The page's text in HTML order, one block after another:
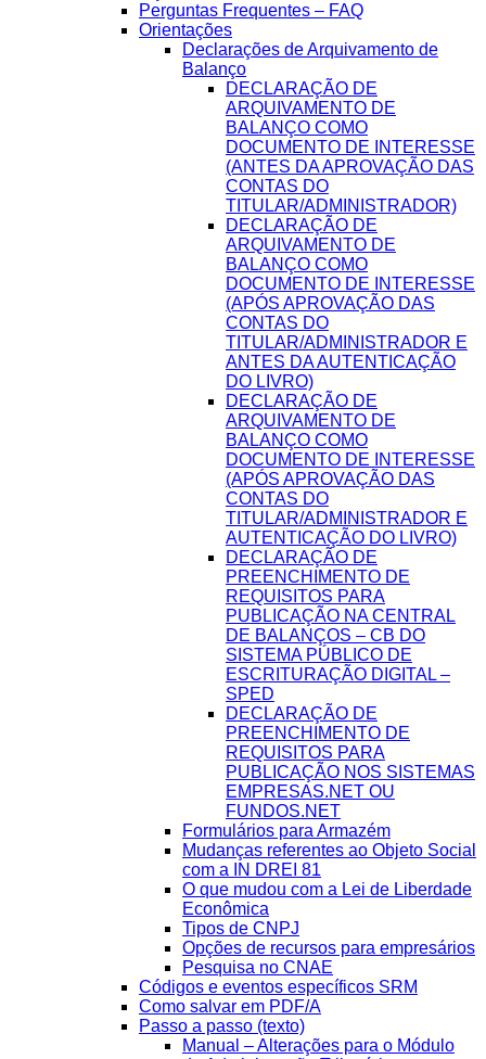
Perguntas Frequentes – FAQ
Orientações
Declarações de Arquivamento de
Balanço
DECLARAÇÃO DE
ARQUIVAMENTO DE
BALANÇO COMO
DOCUMENTO DE INTERESSE
(ANTES DA APROVAÇÃO DAS
CONTAS DO
TITULAR/ADMINISTRADOR)
DECLARAÇÃO DE
ARQUIVAMENTO DE
BALANÇO COMO
DOCUMENTO DE INTERESSE
(APÓS APROVAÇÃO DAS
CONTAS DO
TITULAR/ADMINISTRADOR E
ANTES DA AUTENTICAÇÃO
DO LIVRO)
DECLARAÇÃO DE
ARQUIVAMENTO DE
BALANÇO COMO
DOCUMENTO DE INTERESSE
(APÓS APROVAÇÃO DAS
CONTAS DO
TITULAR/ADMINISTRADOR E
AUTENTICAÇÃO DO LIVRO)
DECLARAÇÃO DE
PREENCHIMENTO DE
REQUISITOS PARA
PUBLICAÇÃO NA CENTRAL
DE BALANÇOS – CB DO
SISTEMA PÚBLICO DE
ESCRITURAÇÃO DIGITAL –
SPED
DECLARAÇÃO DE
PREENCHIMENTO DE
REQUISITOS PARA
PUBLICAÇÃO NOS SISTEMAS
EMPRESAS.NET OU
FUNDOS.NET
Formulários para Armazém
Mudanças referentes ao Objeto Social
com a IN DREI 81
O que mudou com a Lei de Liberdade
Econômica
Tipos de CNPJ
Opções de recursos para empresários
Pesquisa no CNAE
Códigos e eventos específicos SRM
Como salvar em PDF/A
Passo a passo (texto)
Manual – Alterações para o Módulo